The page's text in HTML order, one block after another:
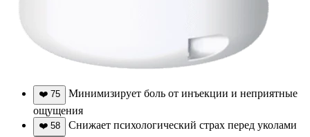
❤️ 75
Минимизирует боль от инъекции и неприятные
ощущения
❤️ 58 Снижает психологический страх перед уколами